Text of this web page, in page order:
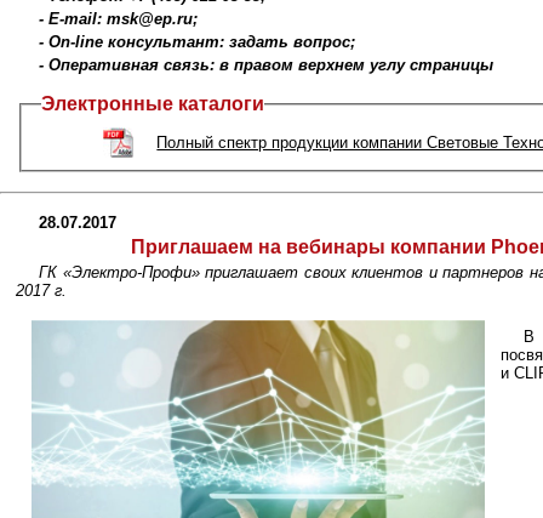
- E-mail: msk@ep.ru;
- On-line консультант: задать вопрос;
- Оперативная связь: в правом верхнем углу страницы
Электронные каталоги
Полный спектр продукции компании Световые
28.07.2017
Приглашаем на вебинары компании
ГК «Электро-Профи» приглашает своих клиентов и партнеров
2017 г.
В
и